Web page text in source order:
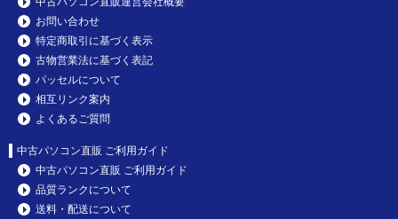
お問い合わせ
特定商取引に基づく表示
古物営業法に基づく表記
パッセルについて
相互リンク案内
よくあるご質問
中古パソコン直販 ご利用ガイド
中古パソコン直販 ご利用ガイド
品質ランクについて
送料・配送について